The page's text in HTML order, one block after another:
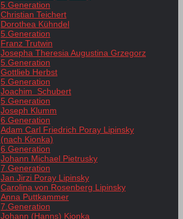
5.Generation
Christian Teichert
Dorothea Kühndel
5.Generation
Franz Trutwin
Josepha Theresia Augustina Grzegorz
5.Generation
Gottlieb Herbst
5.Generation
Joachim Schubert
5.Generation
Joseph Klumm
6.Generation
Adam Carl Friedrich Poray Lipinsky
(nach Kionka)
6.Generation
Johann Michael Pietrusky
7.Generation
Jan Jirzi Poray Lipinsky
Carolina von Rosenberg Lipinsky
Anna Puttkammer
7.Generation
Johann (Hanns) Kionka